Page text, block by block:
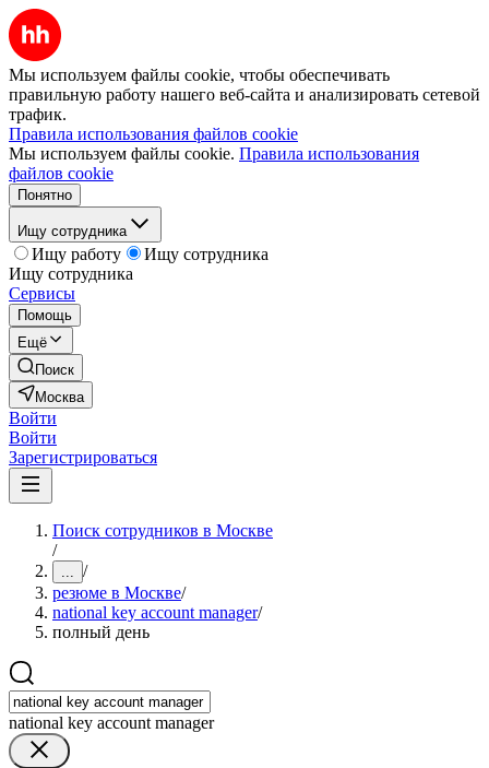
Мы используем файлы cookie, чтобы обеспечивать
правильную работу нашего веб-сайта и анализировать сетевой
трафик.
Правила использования файлов cookie
Мы используем файлы cookie. Правила использования
файлов cookie
Понятно
Ищу сотрудника
Ищу работу
Ищу сотрудника
Ищу сотрудника
Сервисы
Помощь
Ещё
Поиск
Москва
Войти
Войти
Зарегистрироваться
Поиск сотрудников в Москве
/
... /
резюме в Москве/
national key account manager/
полный день
national key account manager